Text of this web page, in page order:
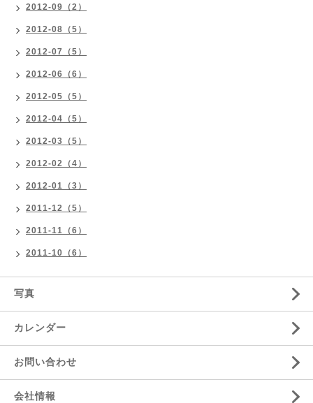
2012-09（2）
2012-08（5）
2012-07（5）
2012-06（6）
2012-05（5）
2012-04（5）
2012-03（5）
2012-02（4）
2012-01（3）
2011-12（5）
2011-11（6）
2011-10（6）
写真
カレンダー
お問い合わせ
会社情報